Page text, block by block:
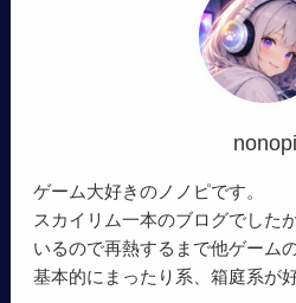
nonopi
ゲーム大好きのノノピです。
スカイリム一本のブログでした
いるので再熱するまで他ゲーム
基本的にまったり系、箱庭系が